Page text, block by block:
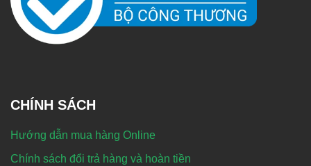
CHÍNH SÁCH
Hướng dẫn mua hàng Online
Chính sách đổi trả hàng và hoàn tiền